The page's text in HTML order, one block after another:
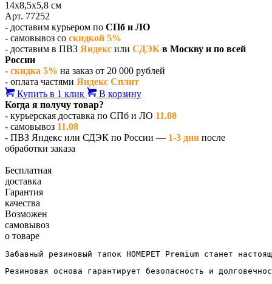
14х8,5х5,8 см
Арт. 77252
- доставим курьером по СПб и ЛО
- самовывоз со скидкой 5%
- доставим в ПВЗ Яндекс или СДЭК в Москву и по всей
России
- скидка 5% на заказ от 20 000 рублей
- оплата частями Яндекс Сплит
Купить в 1 клик
В корзину
Когда я получу товар?
- курьерская доставка по СПб и ЛО 11.08
- самовывоз 11.08
- ПВЗ Яндекс или СДЭК по России — 1-3 дня после
обработки заказа
Бесплатная
доставка
Гарантия
качества
Возможен
самовывоз
о товаре
Забавный резиновый тапок HOMEPET Premium станет
Резиновая основа гарантирует безопасность и